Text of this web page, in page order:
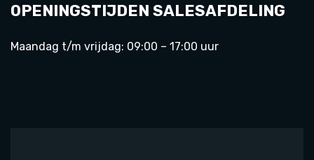
OPENINGSTIJDEN SALESAFDELING
Maandag t/m vrijdag: 09:00 – 17:00 uur